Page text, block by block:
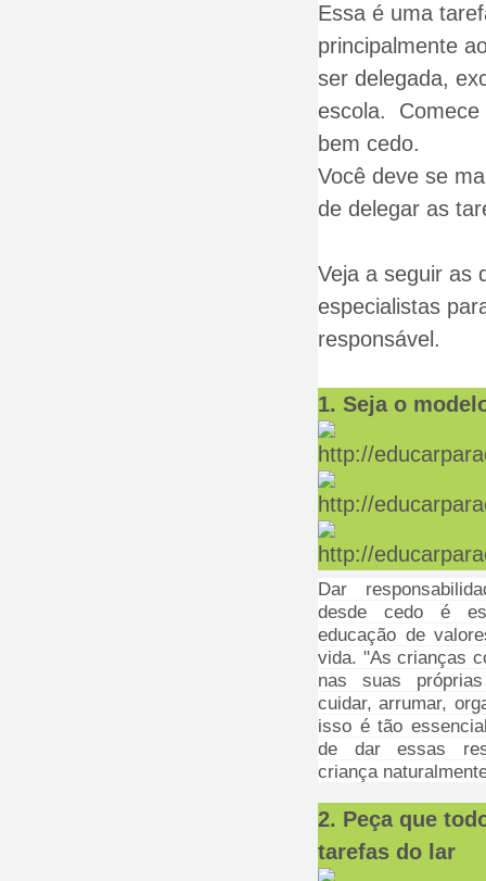
Essa é uma
principalmente
ser delegada,
escola. Comece
bem cedo.
Você deve se
de delegar as
Veja a seguir as
especialistas
responsável.
1. Seja o
Dar
desde cedo é
educação de
vida. "As crianças
nas suas
cuidar, arrumar,
isso é tão
de dar essas
criança
2. Peça que
tarefas do lar